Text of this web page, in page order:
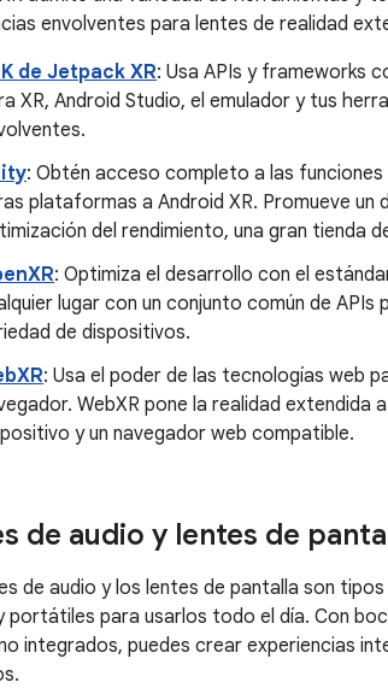
envolventes para lentes de realidad
de Jetpack XR: Usa APIs y frameworks
XR, Android Studio, el emulador y tus
: Obtén acceso completo a las
plataformas a Android XR. Promueve un
del rendimiento, una gran tienda
: Optimiza el desarrollo con el
lugar con un conjunto común de APIs
de dispositivos.
: Usa el poder de las tecnologías web
WebXR pone la realidad extendida
y un navegador web compatible.
de audio y lentes de
de audio y los lentes de pantalla son
portátiles para usarlos todo el día. Con
integrados, puedes crear experiencias